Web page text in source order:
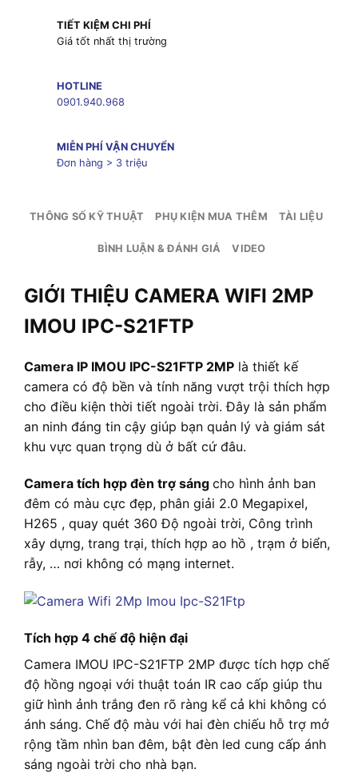
TIẾT KIỆM CHI PHÍ
Giá tốt nhất thị trường
HOTLINE
0901.940.968
MIỄN PHÍ VẬN CHUYỂN
Đơn hàng > 3 triệu
THÔNG SỐ KỸ THUẬT PHỤ KIỆN MUA THÊM TÀI LIỆU
BÌNH LUẬN & ĐÁNH GIÁ VIDEO
GIỚI THIỆU CAMERA WIFI 2MP
IMOU IPC-S21FTP
Camera IP IMOU IPC-S21FTP 2MP là thiết kế
camera có độ bền và tính năng vượt trội thích hợp
cho điều kiện thời tiết ngoài trời. Đây là sản phẩm
an ninh đáng tin cậy giúp bạn quản lý và giám sát
khu vực quan trọng dù ở bất cứ đâu.
Camera tích hợp đèn trợ sáng cho hình ảnh ban
đêm có màu cực đẹp, phân giải 2.0 Megapixel,
H265 , quay quét 360 Độ ngoài trời, Công trình
xây dựng, trang trại, thích hợp ao hồ , trạm ở biển,
rẫy, … nơi không có mạng internet.
Tích hợp 4 chế độ hiện đại
Camera IMOU IPC-S21FTP 2MP được tích hợp chế
độ hồng ngoại với thuật toán IR cao cấp giúp thu
giữ hình ảnh trắng đen rõ ràng kể cả khi không có
ánh sáng. Chế độ màu với hai đèn chiếu hỗ trợ mở
rộng tầm nhìn ban đêm, bật đèn led cung cấp ánh
sáng ngoài trời cho nhà bạn.